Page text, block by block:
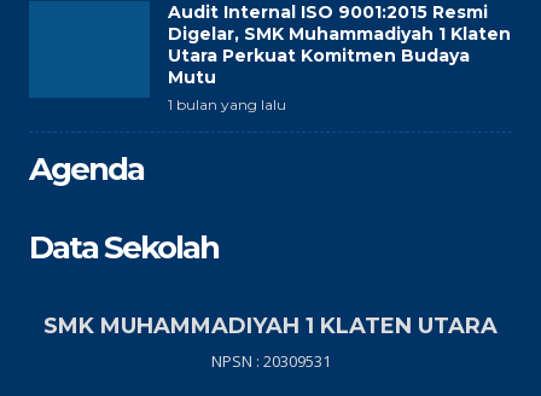
Audit Internal ISO 9001:2015 Resmi
Digelar, SMK Muhammadiyah 1 Klaten
Utara Perkuat Komitmen Budaya
Mutu
1 bulan yang lalu
Agenda
Data Sekolah
SMK MUHAMMADIYAH 1 KLATEN UTARA
NPSN : 20309531